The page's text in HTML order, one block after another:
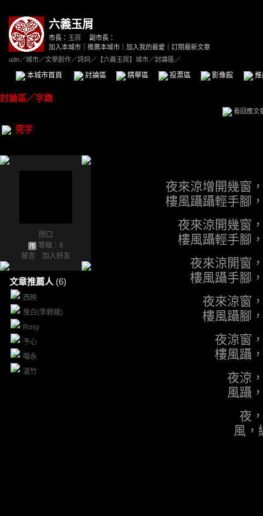
六義玉屑
市長： 玉屑
副市長：
加入本城市
推薦本城市 加入我的最愛
訂閱最新文章
udn／城市／文學創作／詩詞 ／ 【六義玉屑】城市／討論區／
本城市首頁 討論區 精華區 投票區 影像館
討論區／字趣
看回應文
莞字
閉口
等級：8
留言
加入好友
文章推薦人 (6)
西映
曳白(李碧娥)
Rosy
予心
喵永
溫竹
夜來涼增開幾窗
樓風躡躡輕手腳
夜來涼開幾窗
樓風躡輕手腳
夜來涼開窗
樓風躡手腳
夜來涼窗
樓風躡腳
夜涼窗
樓風躡
夜涼
風躡
夜
風，